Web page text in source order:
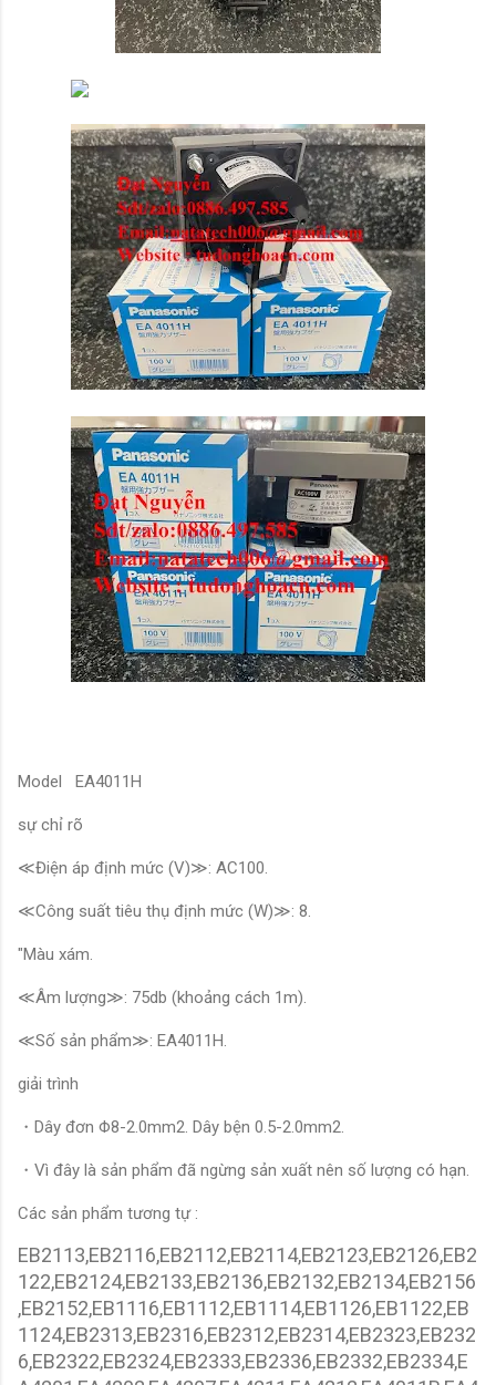
Model EA4011H
sự chỉ rõ
≪Điện áp định mức (V)≫: AC100.
≪Công suất tiêu thụ định mức (W)≫: 8.
"Màu xám.
≪Âm lượng≫: 75db (khoảng cách 1m).
≪Số sản phẩm≫: EA4011H.
giải trình
・Dây đơn Φ8-2.0mm2. Dây bện 0.5-2.0mm2.
・Vì đây là sản phẩm đã ngừng sản xuất nên số lượng có hạn.
Các sản phẩm tương tự :
EB2113,EB2116,EB2112,EB2114,EB2123,EB2126,EB2
122,EB2124,EB2133,EB2136,EB2132,EB2134,EB2156
,EB2152,EB1116,EB1112,EB1114,EB1126,EB1122,EB
1124,EB2313,EB2316,EB2312,EB2314,EB2323,EB232
6,EB2322,EB2324,EB2333,EB2336,EB2332,EB2334,E